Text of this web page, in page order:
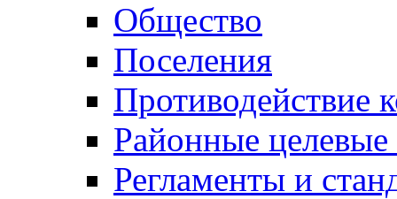
Общество
Поселения
Противодействие
Районные
Регламенты и